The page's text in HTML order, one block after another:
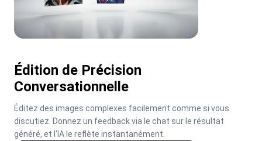
Édition de Précision
Conversationnelle
Éditez des images complexes facilement comme si vous
discutiez. Donnez un feedback via le chat sur le résultat
généré, et l'IA le reflète instantanément.